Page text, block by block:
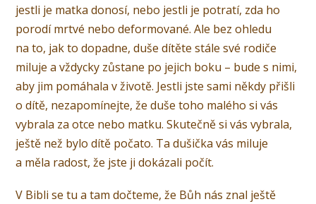
jestli je matka donosí, nebo jestli je potratí, zda ho
porodí mrtvé nebo deformované. Ale bez ohledu
na to, jak to dopadne, duše dítěte stále své rodiče
miluje a vždycky zůstane po jejich boku – bude s nimi,
aby jim pomáhala v životě. Jestli jste sami někdy přišli
o dítě, nezapomínejte, že duše toho malého si vás
vybrala za otce nebo matku. Skutečně si vás vybrala,
ještě než bylo dítě počato. Ta dušička vás miluje
a měla radost, že jste ji dokázali počít.
V Bibli se tu a tam dočteme, že Bůh nás znal ještě